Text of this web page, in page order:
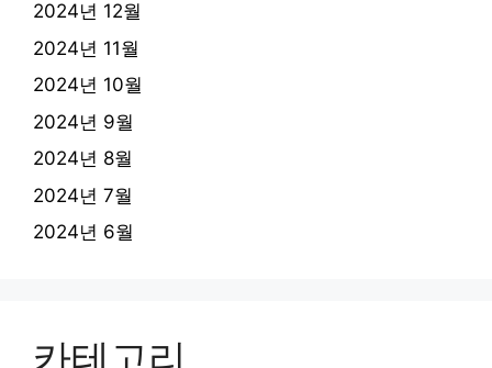
2024년 12월
2024년 11월
2024년 10월
2024년 9월
2024년 8월
2024년 7월
2024년 6월
카테고리